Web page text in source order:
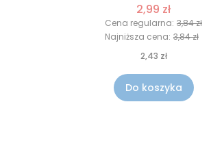
2,99 zł
Cena regularna: 3,84 zł
Najniższa cena: 3,84 zł
2,43 zł
Do koszyka